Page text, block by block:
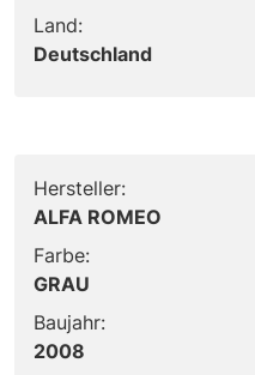
Land:
Deutschland
Hersteller:
ALFA ROMEO
Farbe:
GRAU
Baujahr:
2008